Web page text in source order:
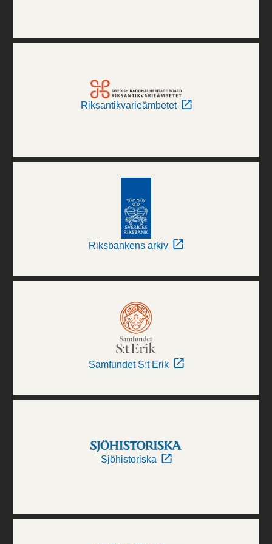
Riksantikvarieämbetet
Riksbankens arkiv
Samfundet S:t Erik
Sjöhistoriska